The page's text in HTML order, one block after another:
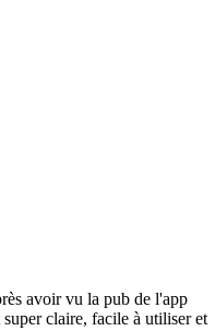
avoir vu la pub de l'app
claire, facile à utiliser et